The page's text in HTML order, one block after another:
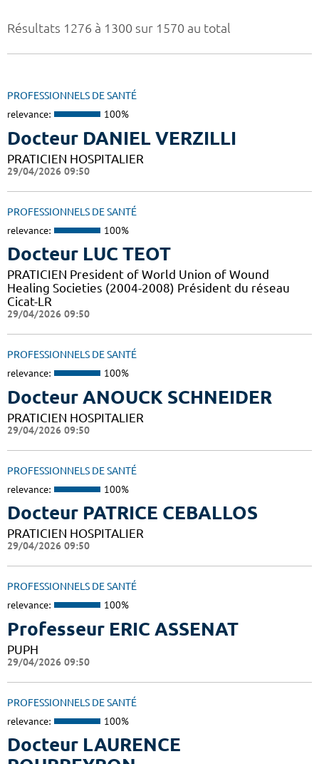
Résultats 1276 à 1300 sur 1570 au total
PROFESSIONNELS DE SANTÉ
relevance: 100%
Docteur DANIEL VERZILLI
PRATICIEN HOSPITALIER
29/04/2026 09:50
PROFESSIONNELS DE SANTÉ
relevance: 100%
Docteur LUC TEOT
PRATICIEN President of World Union of Wound
Healing Societies (2004-2008) Président du réseau
Cicat-LR
29/04/2026 09:50
PROFESSIONNELS DE SANTÉ
relevance: 100%
Docteur ANOUCK SCHNEIDER
PRATICIEN HOSPITALIER
29/04/2026 09:50
PROFESSIONNELS DE SANTÉ
relevance: 100%
Docteur PATRICE CEBALLOS
PRATICIEN HOSPITALIER
29/04/2026 09:50
PROFESSIONNELS DE SANTÉ
relevance: 100%
Professeur ERIC ASSENAT
PUPH
29/04/2026 09:50
PROFESSIONNELS DE SANTÉ
relevance: 100%
Docteur LAURENCE